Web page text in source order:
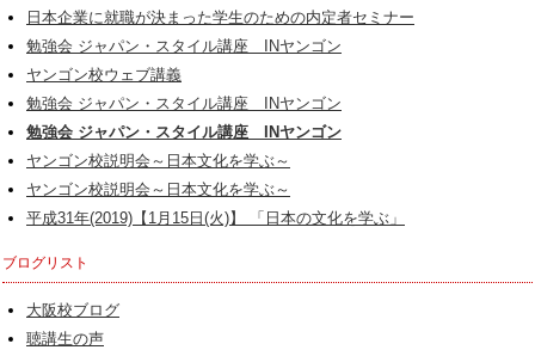
日本企業に就職が決まった学生のための内定者セミナー
勉強会 ジャパン・スタイル講座 INヤンゴン
ヤンゴン校ウェブ講義
勉強会 ジャパン・スタイル講座 INヤンゴン
勉強会 ジャパン・スタイル講座 INヤンゴン
ヤンゴン校説明会～日本文化を学ぶ～
ヤンゴン校説明会～日本文化を学ぶ～
平成31年(2019)【1月15日(火)】 「日本の文化を学ぶ」
ブログリスト
大阪校ブログ
聴講生の声